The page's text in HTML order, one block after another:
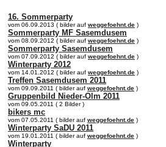
16. Sommerparty
vom 06.09.2013 ( bilder auf weggefoehnt.de )
Sommerparty MF Sasemdusem
vom 08.09.2012 ( bilder auf weggefoehnt.de )
Sommerparty Sasemdusem
vom 07.09.2012 ( bilder auf weggefoehnt.de )
Winterparty 2012
vom 14.01.2012 ( bilder auf weggefoehnt.de )
Treffen Sasemdusem 2011
vom 09.09.2011 ( bilder auf weggefoehnt.de )
Gruppenbild Nieder-Olm 2011
vom 09.05.2011 ( 2 Bilder )
bikers mc
vom 07.05.2011 ( bilder auf weggefoehnt.de )
Winterparty SaDU 2011
vom 19.01.2011 ( bilder auf weggefoehnt.de )
Winterparty